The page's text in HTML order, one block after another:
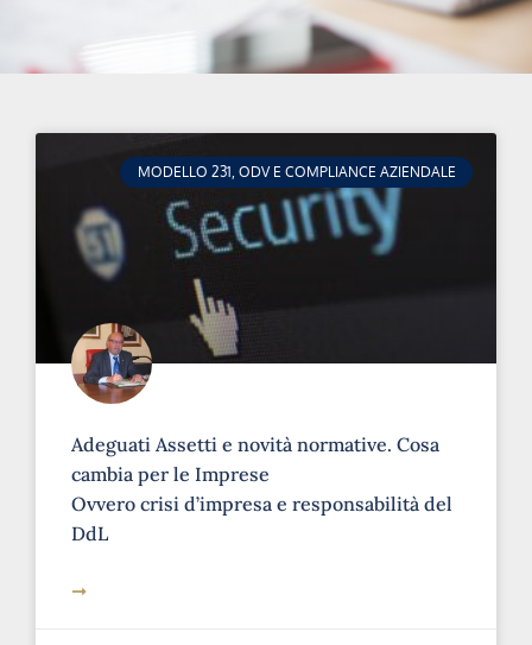
MODELLO 231, ODV E COMPLIANCE AZIENDALE
Adeguati Assetti e novità normative. Cosa
cambia per le Imprese
Ovvero crisi d’impresa e responsabilità del
DdL
➞